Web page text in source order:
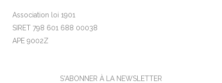
Association loi 1901
SIRET 798 601 688 00038
APE 9002Z
S'ABONNER À LA NEWSLETTER